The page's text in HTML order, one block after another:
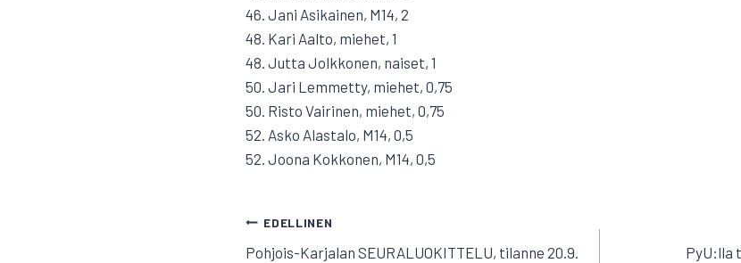
46. Jani Asikainen, M14, 2
48. Kari Aalto, miehet, 1
48. Jutta Jolkkonen, naiset, 1
50. Jari Lemmetty, miehet, 0,75
50. Risto Vairinen, miehet, 0,75
52. Asko Alastalo, M14, 0,5
52. Joona Kokkonen, M14, 0,5
ARTIKKELIEN
EDELLINEN
Pohjois-Karjalan SEURALUOKITTELU, tilanne 20.9.
PyU:lla